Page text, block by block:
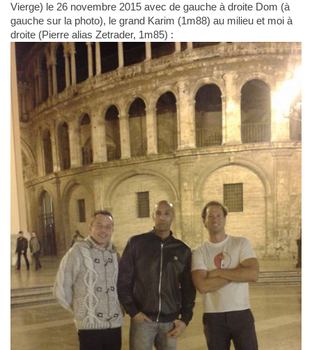
Vierge) le 26 novembre 2015 avec de gauche à droite Dom (à
gauche sur la photo), le grand Karim (1m88) au milieu et moi à
droite (Pierre alias Zetrader, 1m85) :